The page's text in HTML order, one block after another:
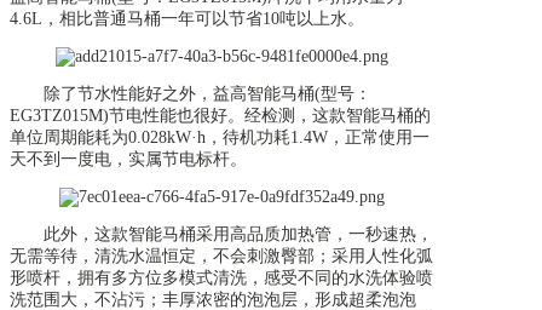
4.6L，相比普通马桶一年可以节省10吨以上水。
除了节水性能好之外，益高智能马桶(型号：
EG3TZ015M)节电性能也很好。经检测，这款智能马桶的
单位周期能耗为0.028kW·h，待机功耗1.4W，正常使用一
天不到一度电，实属节电标杆。
此外，这款智能马桶采用高品质加热管，一秒速热，
无需等待，清洗水温恒定，不会刺激臀部；采用人性化弧
形喷杆，拥有多方位多模式清洗，感受不同的水洗体验喷
洗范围大，不沾污；丰厚浓密的泡泡层，形成超柔泡泡